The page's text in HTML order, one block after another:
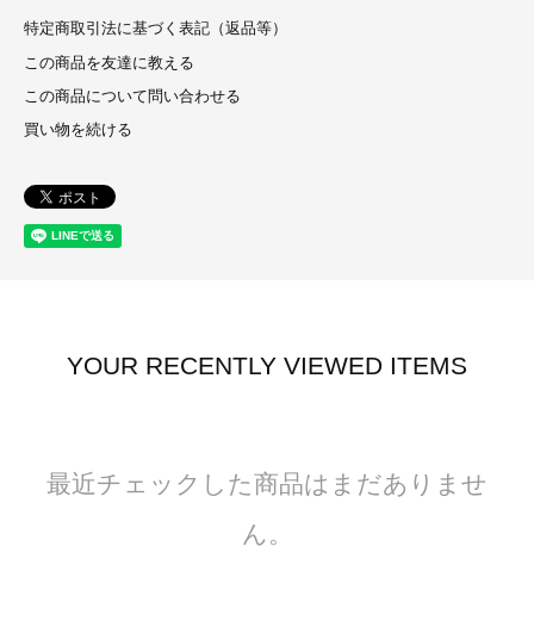
特定商取引法に基づく表記（返品等）
この商品を友達に教える
この商品について問い合わせる
買い物を続ける
YOUR RECENTLY VIEWED ITEMS
最近チェックした商品はまだありませ
ん。